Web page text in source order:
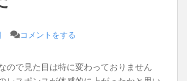
コメントをする
ので見た目は特に変わっておりません